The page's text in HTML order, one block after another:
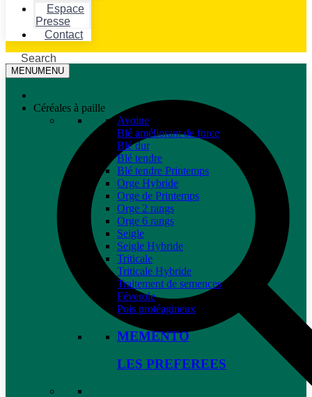
Espace
Presse
Contact
Search
MENUMENU
Céréales à paille
Avoine
Blé améliorant de force
Blé dur
Blé tendre
Blé tendre Printemps
Orge Hybride
Orge de Printemps
Orge 2 rangs
Orge 6 rangs
Seigle
Seigle Hybride
Triticale
Triticale Hybride
Traitement de semences
Féverole
Pois protéagineux
MEMENTO
LES PREFEREES